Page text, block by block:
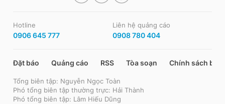
Hotline
0906 645 777
Liên hệ quảng cáo
0908 780 404
Đặt báo Quảng cáo RSS Tòa soạn Chính sách bảo
Tổng biên tập: Nguyễn Ngọc Toàn
Phó tổng biên tập thường trực: Hải Thành
Phó tổng biên tập: Lâm Hiếu Dũng